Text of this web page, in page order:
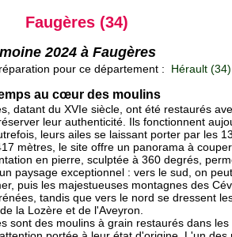
Faugères (34)
2024 à Faugères
pour ce département : Hérault (34)
au cœur des moulins
datant du XVIe siècle, ont été restaurés
leur authenticité. Ils fonctionnent
leurs ailes se laissant porter par les
mètres, le site offre un panorama à
en pierre, sculptée à 360 degrés,
paysage exceptionnel : vers le sud, on peut
puis les majestueuses montagnes des
tandis que vers le nord se dressent
la Lozère et de l'Aveyron.
sont des moulins à grain restaurés dans les